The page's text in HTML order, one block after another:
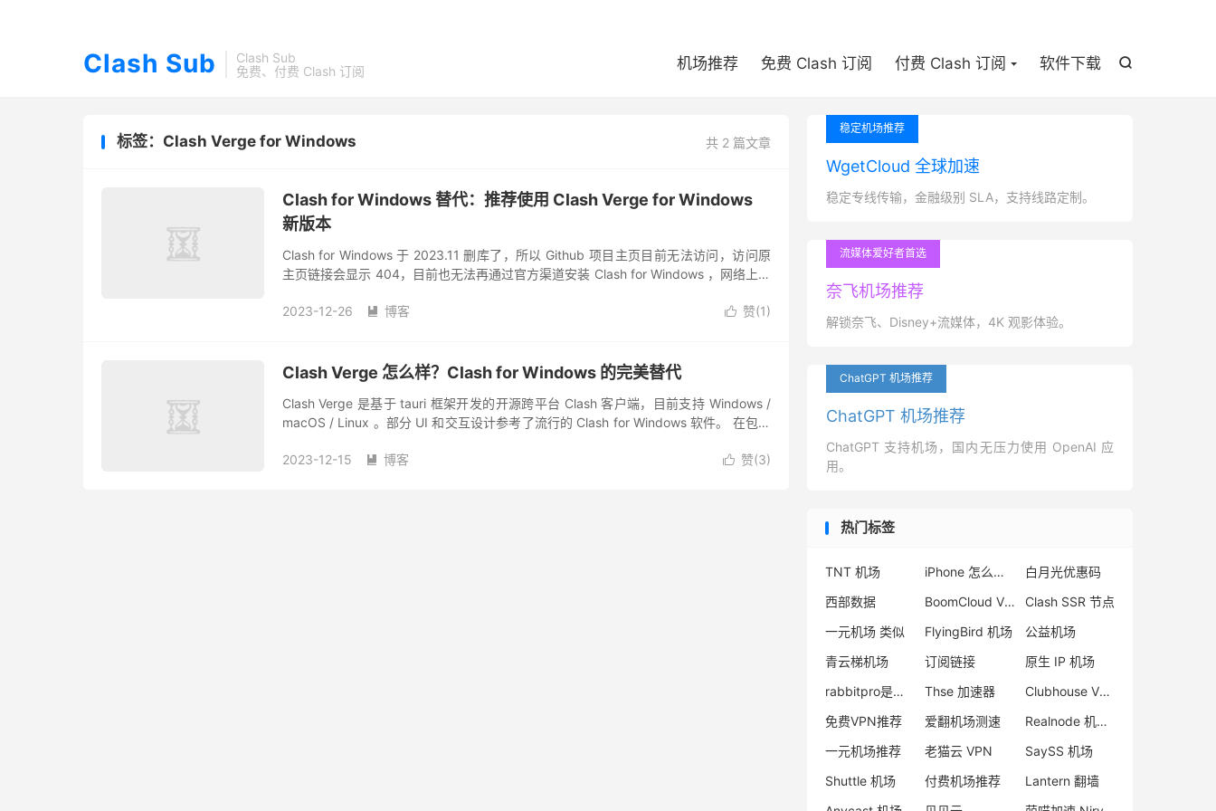
Clash Sub
Clash Sub
免费、付费 Clash 订阅

机场推荐 免费 Clash 订阅 付费 Clash 订阅 软件下载
共 2 篇文章
标签：Clash Verge for Windows
Clash for Windows 替代：推荐使用 Clash Verge for Windows
新版本
Clash for Windows 于 2023.11 删库了，所以 Github 项目主页目前无法访问，访问原
主页链接会显示 404，目前也无法再通过官方渠道安装 Clash for Windows ，网络上自
 赞(1)
2023-12-26  博客
Clash Verge 怎么样？Clash for Windows 的完美替代
Clash Verge 是基于 tauri 框架开发的开源跨平台 Clash 客户端，目前支持 Windows /
macOS / Linux 。部分 UI 和交互设计参考了流行的 Clash for Windows 软件。 在包含
 赞(3)
2023-12-15  博客
稳定机场推荐
WgetCloud 全球加速
稳定专线传输，金融级别 SLA，支持线路定制。
流媒体爱好者首选
奈飞机场推荐
解锁奈飞、Disney+流媒体，4K 观影体验。
ChatGPT 机场推荐
ChatGPT 机场推荐
ChatGPT 支持机场，国内无压力使用 OpenAI 应
用。
热门标签
TNT 机场 iPhone 怎么翻墙
白月光优惠码
西部数据
BoomCloud VPN
Clash SSR 节点
一元机场 类似
FlyingBird 机场
公益机场
青云梯机场
订阅链接
原生 IP 机场
rabbitpro是什么
Thse 加速器
Clubhouse VPN
免费VPN推荐
爱翻机场测速
Realnode 机场评测
一元机场推荐
老猫云 VPN
SaySS 机场
Shuttle 机场
付费机场推荐
Lantern 翻墙